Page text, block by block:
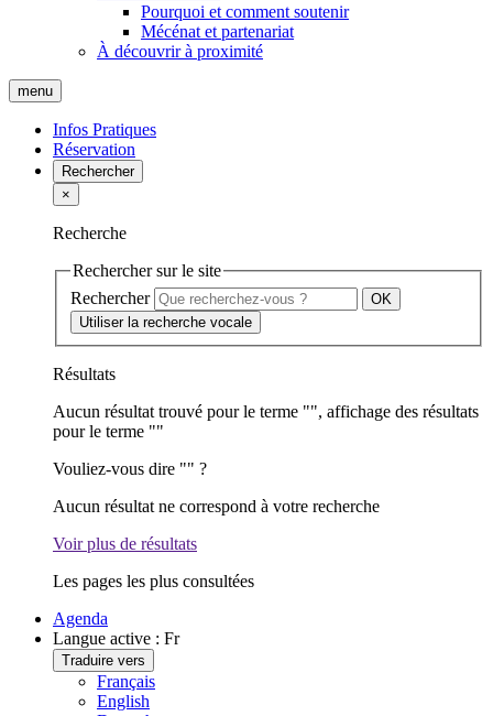
Pourquoi et comment soutenir
Mécénat et partenariat
À découvrir à proximité
menu
Infos Pratiques
Réservation
Rechercher
×
Recherche
Rechercher sur le site
Rechercher
Utiliser la recherche vocale
Résultats
Aucun résultat trouvé pour le terme "", affichage des résultats
pour le terme ""
Vouliez-vous dire "" ?
Aucun résultat ne correspond à votre recherche
Voir plus de résultats
Les pages les plus consultées
Agenda
Langue active : Fr
Traduire vers
Français
English